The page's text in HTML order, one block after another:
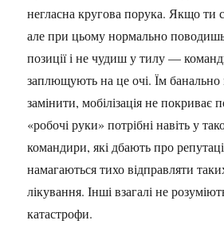
негласна кругова порука. Якщо ти
але при цьому нормально
позиції і не чудиш у тилу —
заплющують на це очі. Їм
замінити, мобілізація не покриває
«робочі руки» потрібні навіть у
командири, які дбають про
намагаються тихо відправляти
лікування. Інші взагалі не
катастрофи.